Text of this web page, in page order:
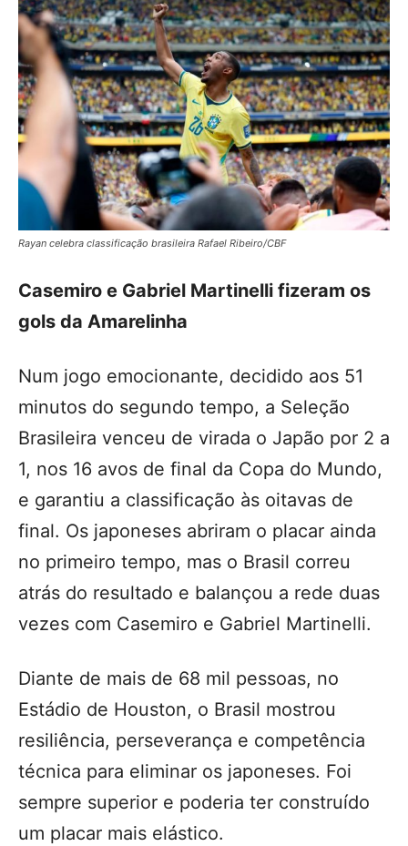
Rayan celebra classificação brasileira Rafael Ribeiro/CBF
Casemiro e Gabriel Martinelli fizeram os
gols da Amarelinha
Num jogo emocionante, decidido aos 51
minutos do segundo tempo, a Seleção
Brasileira venceu de virada o Japão por 2 a
1, nos 16 avos de final da Copa do Mundo,
e garantiu a classificação às oitavas de
final. Os japoneses abriram o placar ainda
no primeiro tempo, mas o Brasil correu
atrás do resultado e balançou a rede duas
vezes com Casemiro e Gabriel Martinelli.
Diante de mais de 68 mil pessoas, no
Estádio de Houston, o Brasil mostrou
resiliência, perseverança e competência
técnica para eliminar os japoneses. Foi
sempre superior e poderia ter construído
um placar mais elástico.